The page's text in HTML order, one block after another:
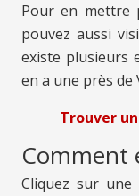
Pour en mettre
pouvez aussi
existe plusieurs
en a une près de
Trouver
Comment
Cliquez sur